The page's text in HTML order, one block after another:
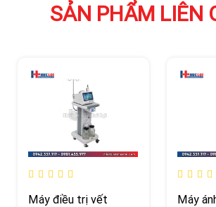
SẢN PHẨM LIÊN
Máy điều trị vết
Máy